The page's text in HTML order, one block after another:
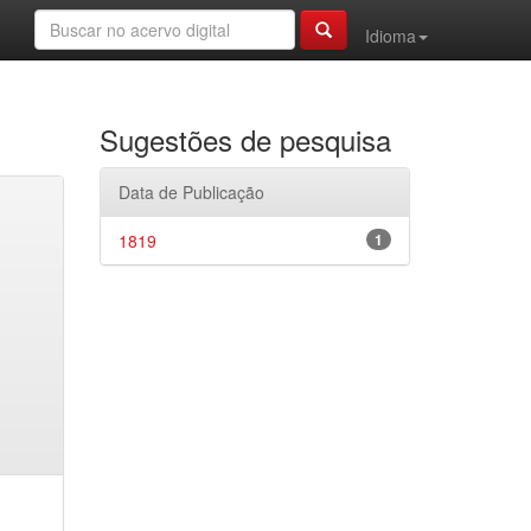
Idioma
Sugestões de pesquisa
Data de Publicação
1
1819